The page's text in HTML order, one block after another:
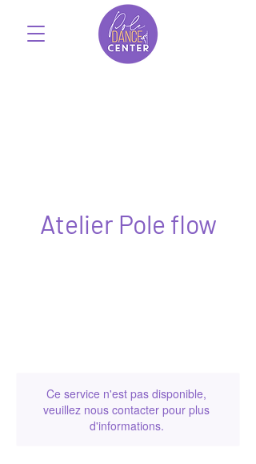
Atelier Pole flow
Ce service n'est pas disponible,
veuillez nous contacter pour plus
d'informations.